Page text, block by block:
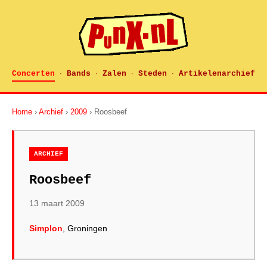
Concerten · Bands · Zalen · Steden · Artikelenarchief
Home › Archief › 2009 › Roosbeef
ARCHIEF
Roosbeef
13 maart 2009
Simplon , Groningen